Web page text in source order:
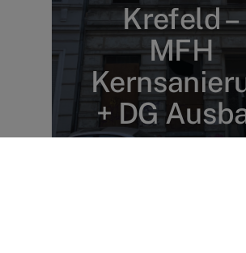
Krefeld –
MFH
+ DG